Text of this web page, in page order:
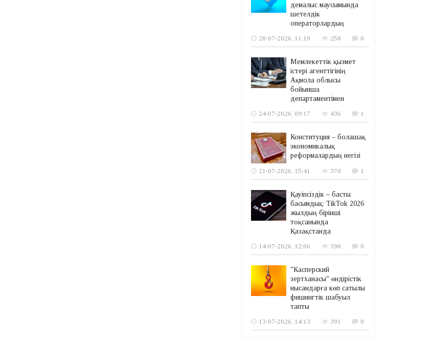
демалыс маусымында
шетелдік
операторлардың
28-07-2026, 11:19
258 0
Мемлекеттік қызмет
істері агенттігінің
Ақмола облысы
бойынша
департаментімен
24-07-2026, 09:17
436 1
Конституция – болашақ
экономикалық
реформалардың негізі
21-07-2026, 15:41
370 1
Қауіпсіздік – басты
басымдық: TikTok 2026
жылдың бірінші
тоқсанында
Қазақстанда
14-07-2026, 12:06
398 0
"Касперский
зертханасы" өндірістік
нысандарға көп сатылы
фишингтік шабуыл
тапты
13-07-2026, 14:13
391 0